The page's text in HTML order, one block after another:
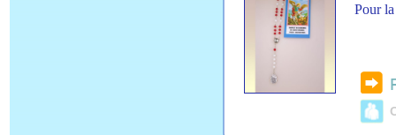
Pour